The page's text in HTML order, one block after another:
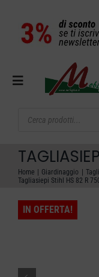
contenuto
Toggle
OFFERTE DEL
AZIENDA
search
Home Giardinaggio
Tagliasiepi Stihl HS 82 R
IN OFFERTA!